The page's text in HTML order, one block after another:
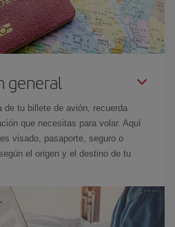
general
de tu billete de avión, recuerda
que necesitas para volar. Aquí
visado, pasaporte, seguro o
el origen y el destino de tu